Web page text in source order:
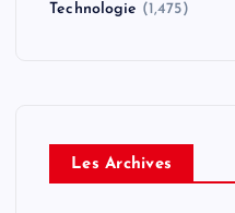
Technologie (1,475)
Les Archives